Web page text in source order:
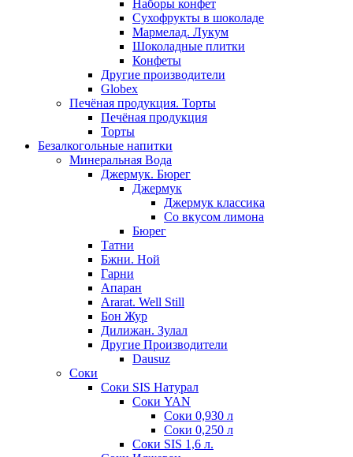
Наборы конфет
Сухофрукты в шоколаде
Мармелад. Лукум
Шоколадные плитки
Конфеты
Другие производители
Globex
Печёная продукция. Торты
Печёная продукция
Торты
Безалкогольные напитки
Минеральная Вода
Джермук. Бюрег
Джермук
Джермук классика
Со вкусом лимона
Бюрег
Татни
Бжни. Ной
Гарни
Апаран
Ararat. Well Still
Бон Жур
Дилижан. Зулал
Другие Производители
Dausuz
Соки
Соки SIS Натурал
Соки YAN
Соки 0,930 л
Соки 0,250 л
Соки SIS 1,6 л.